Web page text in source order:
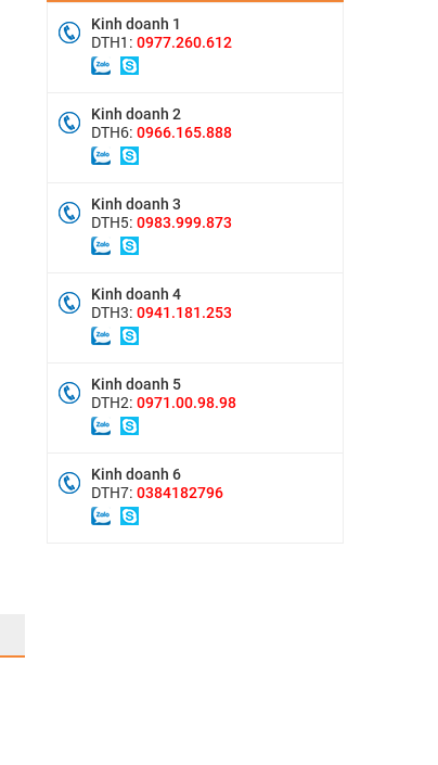
Kinh doanh 1
DTH1:0977.260.612
Kinh doanh 2
DTH6:0966.165.888
Kinh doanh 3
DTH5:0983.999.873
Kinh doanh 4
DTH3:0941.181.253
Kinh doanh 5
DTH2:0971.00.98.98
Kinh doanh 6
DTH7:0384182796